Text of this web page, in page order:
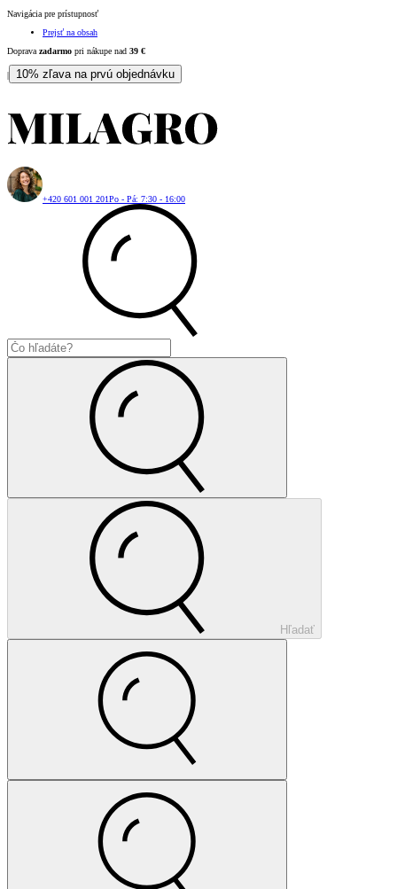
Navigácia pre prístupnosť
Prejsť na obsah
Doprava zadarmo pri nákupe nad 39 €
| 10% zľava na prvú objednávku
+420 601 001 201Po - Pá: 7:30 - 16:00
Hľadať